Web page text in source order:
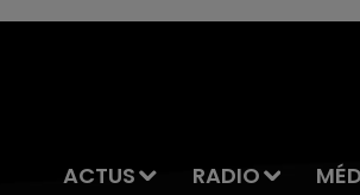
ACTUS RADIO